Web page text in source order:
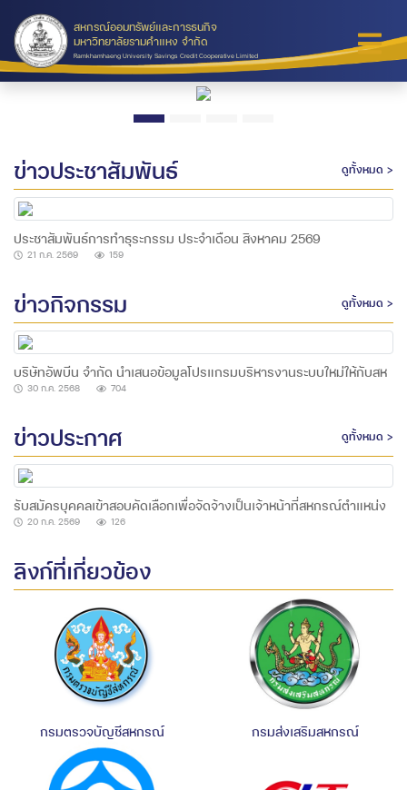
สหกรณ์ออมทรัพย์และการธนกิจ
มหาวิทยาลัยรามคำแหง จำกัด
Ramkhamhaeng University Savings Credit Cooperative Limited
ข่าวประชาสัมพันธ์ ดูทั้งหมด >
ประชาสัมพันธ์การทำธุระกรรม ประจำเดือน สิงหาคม 2569
21 ก.ค. 2569 159
ข่าวกิจกรรม ดูทั้งหมด >
บริษัทอัพบีน จำกัด นำเสนอข้อมูลโปรแกรมบริหารงานระบบใหม่ให้กับสห
กรณ์ฯ
30 ก.ค. 2568 704
ข่าวประกาศ ดูทั้งหมด >
รับสมัครบุคคลเข้าสอบคัดเลือกเพื่อจัดจ้างเป็นเจ้าหน้าที่สหกรณ์ตำแหน่ง
เจ้าหน้าที่การเงิน 1 อัตรา
20 ก.ค. 2569 126
ลิงก์ที่เกี่ยวข้อง
กรมตรวจบัญชีสหกรณ์ กรมส่งเสริมสหกรณ์